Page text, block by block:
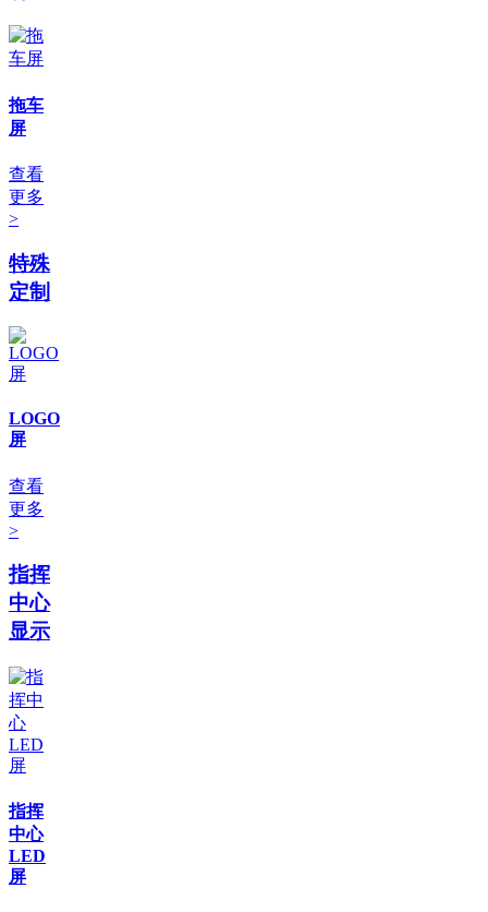
拖车
屏
查看
更多
>
特殊
定制
LOGO
屏
查看
更多
>
指挥
中心
显示
指挥
中心
LED
屏